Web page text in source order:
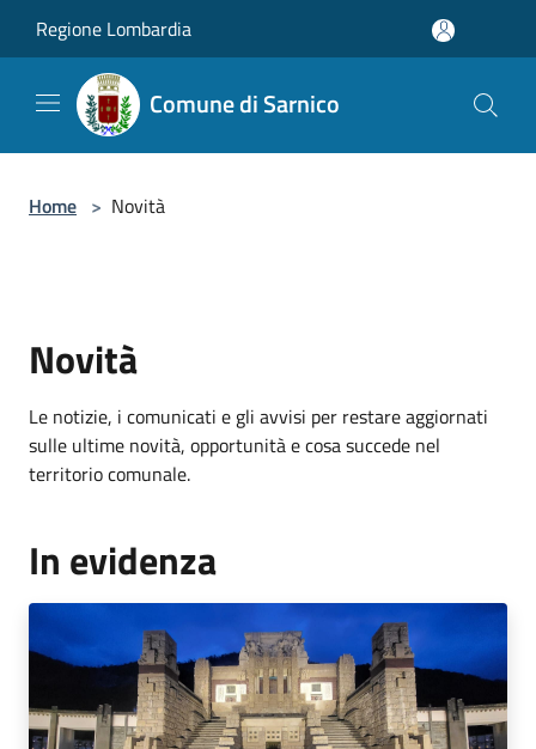
Regione Lombardia
Comune di Sarnico
Home > Novità
Novità
Le notizie, i comunicati e gli avvisi per restare aggiornati
sulle ultime novità, opportunità e cosa succede nel
territorio comunale.
In evidenza